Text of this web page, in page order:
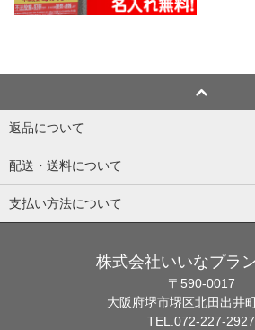
返品について
配送・送料について
支払い方法について
株式会社いいなプラ
〒590-0017
大阪府堺市堺区北田出井
TEL.072-227-2927